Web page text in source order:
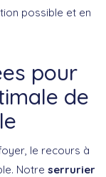
possible et en
pour
de
, le recours à
Notre serrurier